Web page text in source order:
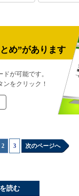
め”があります
が可能です。
をクリック！
2 3 次のページへ
読む